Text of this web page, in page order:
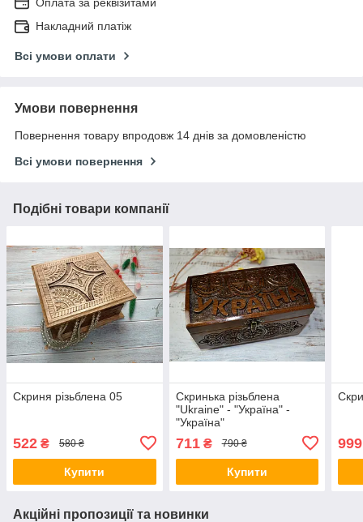
Оплата за реквізитами
Накладний платіж
Всі умови оплати
Умови повернення
Повернення товару впродовж 14 днів за домовленістю
Всі умови повернення
Подібні товари компанії
Скриня різьблена 05
522 ₴ 580 ₴
Купити
Скринька різьблена
"Ukraine" - "Україна" -
"Україна"
711₴ 790 ₴
Купити
999
Акційні пропозиції та новинки